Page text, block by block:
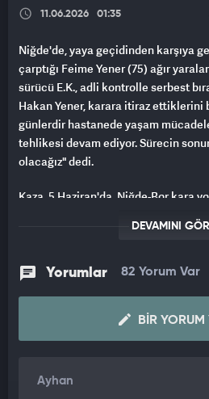
11.06.2026 01:35
Niğde'de, yaya geçidinden karşıya
çarptığı Feime Yener (75) ağır
sürücü E.K., adli kontrolle serbest
Hakan Yener, karara itiraz ettiklerini
günlerdir hastanede yaşam
tehlikesi devam ediyor. Sürecin
olacağız" dedi.
Kaza, 5 Haziran'da, Niğde-Bor kara
çocuk annesi Feime Yener'e çarptı.
Yener'in hayati tehlikeyi
serbest bırakıldı. Kaza anı, güvenlik
DEVAMINI GÖR
Yorumlar 82 Yorum Var
BIR YORUM
Ayhan